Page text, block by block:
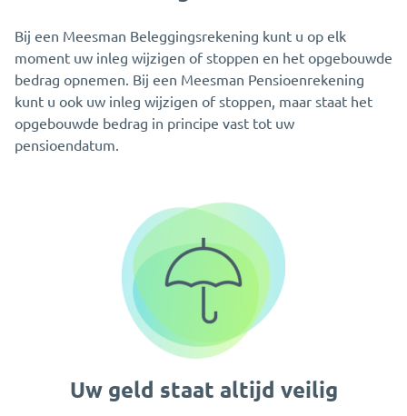
Bij een Meesman Beleggingsrekening kunt u op elk
moment uw inleg wijzigen of stoppen en het opgebouwde
bedrag opnemen. Bij een Meesman Pensioenrekening
kunt u ook uw inleg wijzigen of stoppen, maar staat het
opgebouwde bedrag in principe vast tot uw
pensioendatum.
Uw geld staat altijd veilig